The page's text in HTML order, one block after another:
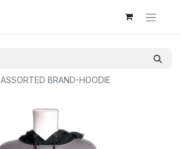
ASSORTED BRAND-HOODIE